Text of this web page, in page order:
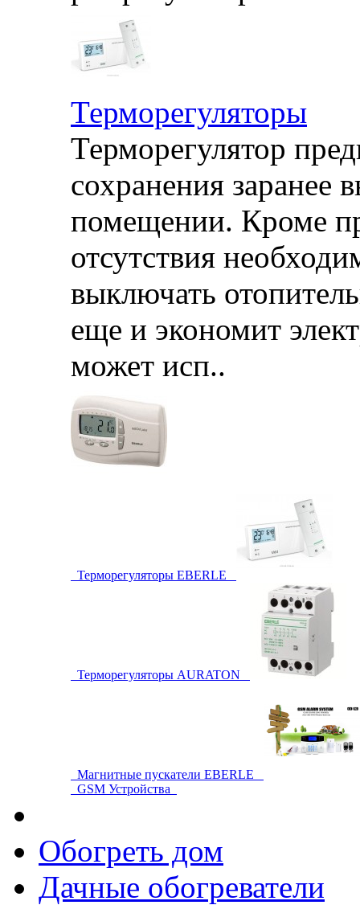
Терморегуляторы
Терморегулятор
сохранения заранее
помещении. Кроме
отсутствия
выключать
еще и экономит
может исп..
Терморегуляторы EBERLE
Терморегуляторы AURATON
Магнитные пускатели EBERLE
GSM Устройства
Обогреть дом
Дачные обогреватели